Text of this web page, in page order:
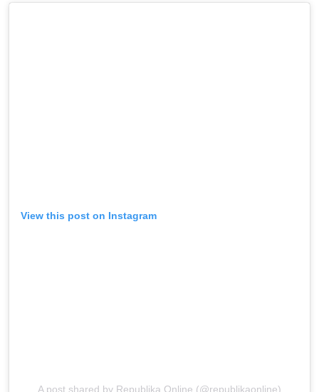
View this post on Instagram
A post shared by Republika Online (@republikaonline)